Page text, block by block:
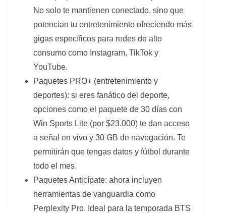
No solo te mantienen conectado, sino que
potencian tu entretenimiento ofreciendo más
gigas específicos para redes de alto
consumo como Instagram, TikTok y
YouTube.
Paquetes PRO+ (entretenimiento y
deportes): si eres fanático del deporte,
opciones como el paquete de 30 días con
Win Sports Lite (por $23.000) te dan acceso
a señal en vivo y 30 GB de navegación. Te
permitirán que tengas datos y fútbol durante
todo el mes.
Paquetes Anticípate: ahora incluyen
herramientas de vanguardia como
Perplexity Pro. Ideal para la temporada BTS